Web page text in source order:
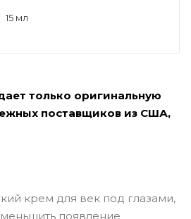
15 мл
только оригинальную
поставщиков из США,
крем для век под глазами,
появление